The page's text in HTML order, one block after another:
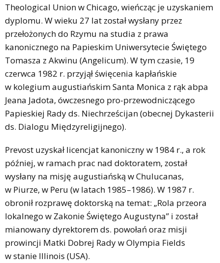
Theological Union w Chicago, wieńcząc je uzyskaniem
dyplomu. W wieku 27 lat został wysłany przez
przełożonych do Rzymu na studia z prawa
kanonicznego na Papieskim Uniwersytecie Świętego
Tomasza z Akwinu (Angelicum). W tym czasie, 19
czerwca 1982 r. przyjął święcenia kapłańskie
w kolegium augustiańskim Santa Monica z rąk abpa
Jeana Jadota, ówczesnego pro-przewodniczącego
Papieskiej Rady ds. Niechrześcijan (obecnej Dykasterii
ds. Dialogu Międzyreligijnego).
Prevost uzyskał licencjat kanoniczny w 1984 r., a rok
później, w ramach prac nad doktoratem, został
wysłany na misję augustiańską w Chulucanas,
w Piurze, w Peru (w latach 1985–1986). W 1987 r.
obronił rozprawę doktorską na temat: „Rola przeora
lokalnego w Zakonie Świętego Augustyna” i został
mianowany dyrektorem ds. powołań oraz misji
prowincji Matki Dobrej Rady w Olympia Fields
w stanie Illinois (USA).